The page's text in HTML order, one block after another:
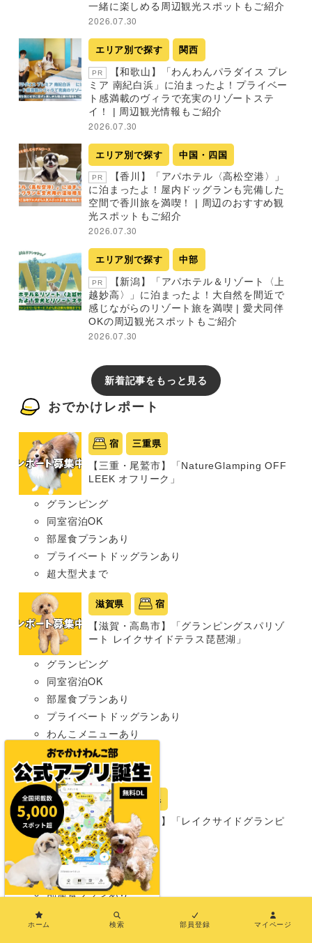
一緒に楽しめる周辺観光スポットもご紹介
2026.07.30
エリア別で探す 関西
PR
【和歌山】「わんわんパラダイス プレ
ミア 南紀白浜」に泊まったよ！プライベー
ト感満載のヴィラで充実のリゾートステ
イ！ | 周辺観光情報もご紹介
2026.07.30
エリア別で探す 中国・四国
PR
【香川】「アパホテル〈高松空港〉」
に泊まったよ！屋内ドッグランも完備した
空間で香川旅を満喫！ | 周辺のおすすめ観
光スポットもご紹介
2026.07.30
エリア別で探す 中部
PR
【新潟】「アパホテル＆リゾート〈上
越妙高〉」に泊まったよ！大自然を間近で
感じながらのリゾート旅を満喫 | 愛犬同伴
OKの周辺観光スポットもご紹介
2026.07.30
新着記事をもっと見る
おでかけレポート
宿 三重県
【三重・尾鷲市】「NatureGlamping OFF
LEEK オフリーク」
グランピング
同室宿泊OK
部屋食プランあり
プライベートドッグランあり
超大型犬まで
滋賀県 宿
【滋賀・高島市】「グランピングスパリゾ
ート レイクサイドテラス琵琶湖」
グランピング
同室宿泊OK
部屋食プランあり
プライベートドッグランあり
わんこメニューあり
温泉あり
大型犬まで
宿 島根県
【島根・出雲市】「レイクサイドグランピ
ング出雲」
グランピング
同室宿泊OK
部屋食プランあり
プライベートドッグランあり
犬種条件: 要問い合わせ
ホーム 検索 部員登録 マイページ